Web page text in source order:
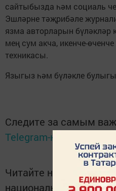
сайтыбызда һәм социаль
Эшләрне тәҗрибәле
язма авторларын бүләкләр
мең сум акча, икенче-
техникасы.
Языгыз һәм бүләкле
Следите за самым
Telegram-канале
Читайте новости
национальном